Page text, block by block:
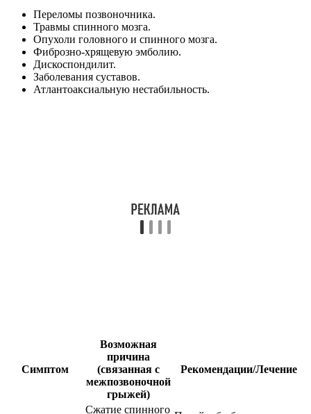
Переломы позвоночника.
Травмы спинного мозга.
Опухоли головного и спинного мозга.
Фиброзно-хрящевую эмболию.
Дискоспондилит.
Заболевания суставов.
Атлантоаксиальную нестабильность.
Симптом
Возможная
причина
(связанная с
межпозвоночной
грыжей)
Рекомендации/Лечение
Сжатие спинного